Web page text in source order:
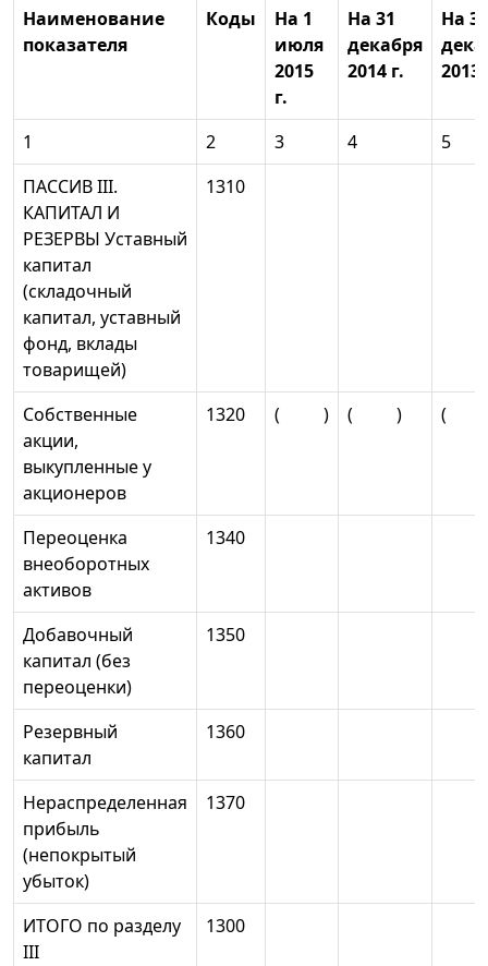
Наименование
показателя
Коды
На 1
июля
2015
г.
На 31
декабря
2014 г.
На 31
2013
1 2 3 4
5
ПАССИВ III.
КАПИТАЛ И
РЕЗЕРВЫ Уставный
капитал
(складочный
капитал, уставный
фонд, вклады
товарищей)
1310
Собственные
акции,
выкупленные у
акционеров
1320 ( ) ( ) (
Переоценка
внеоборотных
активов
1340
Добавочный
капитал (без
переоценки)
1350
Резервный
капитал
1360
Нераспределенная
прибыль
(непокрытый
убыток)
1370
ИТОГО по разделу
III
1300